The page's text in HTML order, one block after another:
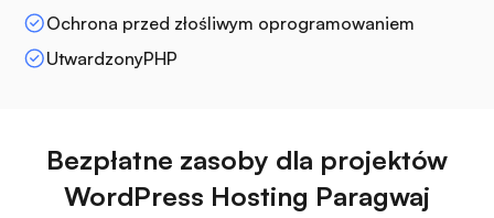
Ochrona przed złośliwym oprogramowaniem
UtwardzonyPHP
Bezpłatne zasoby dla projektów
WordPress Hosting Paragwaj